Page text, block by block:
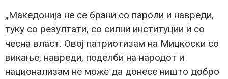
„Македонија не се брани со пароли и навреди,
туку со резултати, со силни институции и со
чесна власт. Овој патриотизам на Мицкоски со
викање, навреди, поделби на народот и
национализам не може да донесе ништо добро